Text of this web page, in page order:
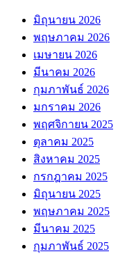
มิถุนายน 2026
พฤษภาคม 2026
เมษายน 2026
มีนาคม 2026
กุมภาพันธ์ 2026
มกราคม 2026
พฤศจิกายน 2025
ตุลาคม 2025
สิงหาคม 2025
กรกฎาคม 2025
มิถุนายน 2025
พฤษภาคม 2025
มีนาคม 2025
กุมภาพันธ์ 2025